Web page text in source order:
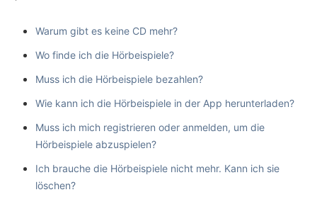
Warum gibt es keine CD mehr?
Wo finde ich die Hörbeispiele?
Muss ich die Hörbeispiele bezahlen?
Wie kann ich die Hörbeispiele in der App herunterladen?
Muss ich mich registrieren oder anmelden, um die
Hörbeispiele abzuspielen?
Ich brauche die Hörbeispiele nicht mehr. Kann ich sie
löschen?